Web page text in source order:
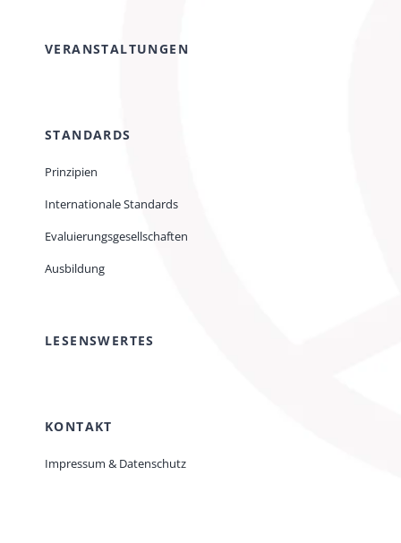
VERANSTALTUNGEN
STANDARDS
Prinzipien
Internationale Standards
Evaluierungsgesellschaften
Ausbildung
LESENSWERTES
KONTAKT
Impressum & Datenschutz